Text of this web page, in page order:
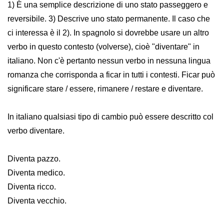
1) È una semplice descrizione di uno stato passeggero e
reversibile. 3) Descrive uno stato permanente. Il caso che
ci interessa è il 2). In spagnolo si dovrebbe usare un altro
verbo in questo contesto (volverse), cioè "diventare" in
italiano. Non c'è pertanto nessun verbo in nessuna lingua
romanza che corrisponda a ficar in tutti i contesti. Ficar può
significare stare / essere, rimanere / restare e diventare.
In italiano qualsiasi tipo di cambio può essere descritto col
verbo diventare.
Diventa pazzo.
Diventa medico.
Diventa ricco.
Diventa vecchio.